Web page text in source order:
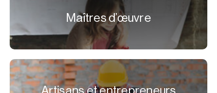
Maîtres d’œuvre
Artisans et entrepreneurs